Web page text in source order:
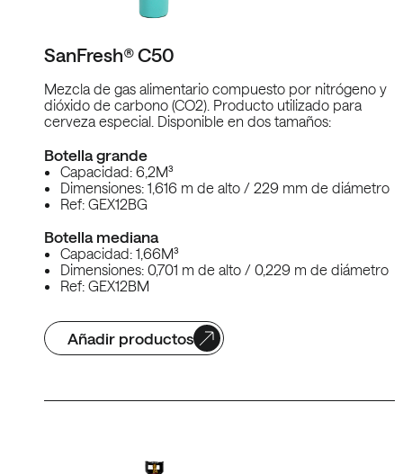
SanFresh® C50
Mezcla de gas alimentario compuesto por nitrógeno y
dióxido de carbono (CO2). Producto utilizado para
cerveza especial. Disponible en dos tamaños:
Botella grande
Capacidad: 6,2M³
Dimensiones: 1,616 m de alto / 229 mm de diámetro
Ref: GEX12BG
Botella mediana
Capacidad: 1,66M³
Dimensiones: 0,701 m de alto / 0,229 m de diámetro
Ref: GEX12BM
Añadir productos